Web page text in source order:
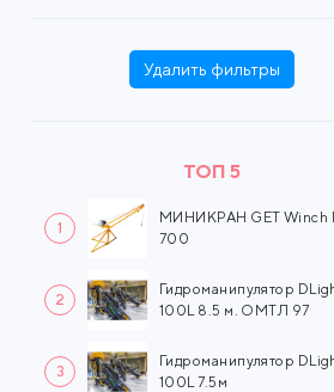
Удалить фильтры
ТОП 5
1
МИНИКРАН GET Winch
700
2
Гидроманипулятор
100L 8.5 м. ОМТЛ 97
3
Гидроманипулятор
100L 7.5м